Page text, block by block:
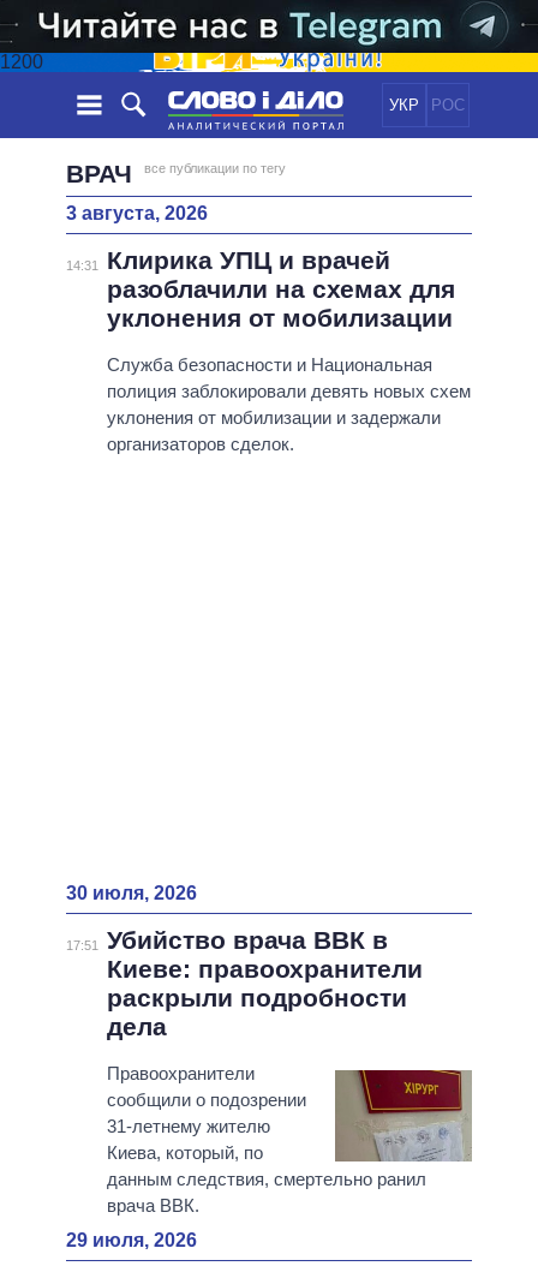
1200
УКР РОС
НОВОСТИ
ЛЕНТА
СОБЫТИЯ
СТАТЬИ
МНЕНИЯ
ОБЗОРЫ
ДАЙДЖЕСТЫ
ЭКОНОМИКА
ОБЩЕСТВО
МИР
ПОЛИТИКИ
ВСЕ ПОЛИТИКИ
ПРЕЗИДЕНТ И ОФИС
ВЕРХОВНАЯ РАДА
ИНФОГРАФИКА
ПОДДЕРЖАТЬ
ВРАЧ все публикации по тегу
3 августа, 2026
14:31
Клирика УПЦ и врачей
разоблачили на схемах для
уклонения от мобилизации
Служба безопасности и Национальная
полиция заблокировали девять новых схем
уклонения от мобилизации и задержали
организаторов сделок.
30 июля, 2026
17:51
Убийство врача ВВК в
Киеве: правоохранители
раскрыли подробности
дела
Правоохранители
сообщили о подозрении
31-летнему жителю
Киева, который, по
данным следствия, смертельно ранил
врача ВВК.
29 июля, 2026